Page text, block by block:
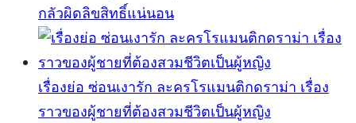
กลัวผิดลิขสิทธิ์แน่นอน
เรื่องย่อ ซ่อนเงารัก ละครโรแมนติกดราม่า เรื่อง
ราวของผู้ชายที่ต้องสวมชีวิตเป็นผู้หญิง